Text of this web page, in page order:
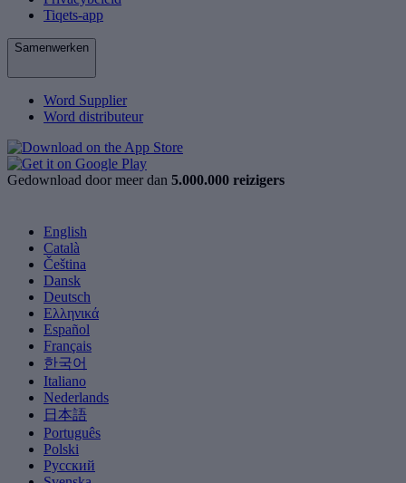
Tiqets-app
Samenwerken
Word Supplier
Word distributeur
Gedownload door meer dan 5.000.000 reizigers
English
Català
Čeština
Dansk
Deutsch
Ελληνικά
Español
Français
한국어
Italiano
Nederlands
日本語
Português
Polski
Русский